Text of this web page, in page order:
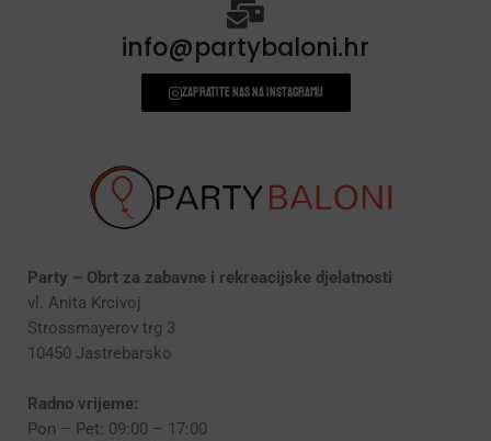
info@partybaloni.hr
Zapratite nas na instagramu
Party – Obrt za zabavne i rekreacijske djelatnosti
vl. Anita Krcivoj
Strossmayerov trg 3
10450 Jastrebarsko
Radno vrijeme:
Pon – Pet: 09:00 – 17:00